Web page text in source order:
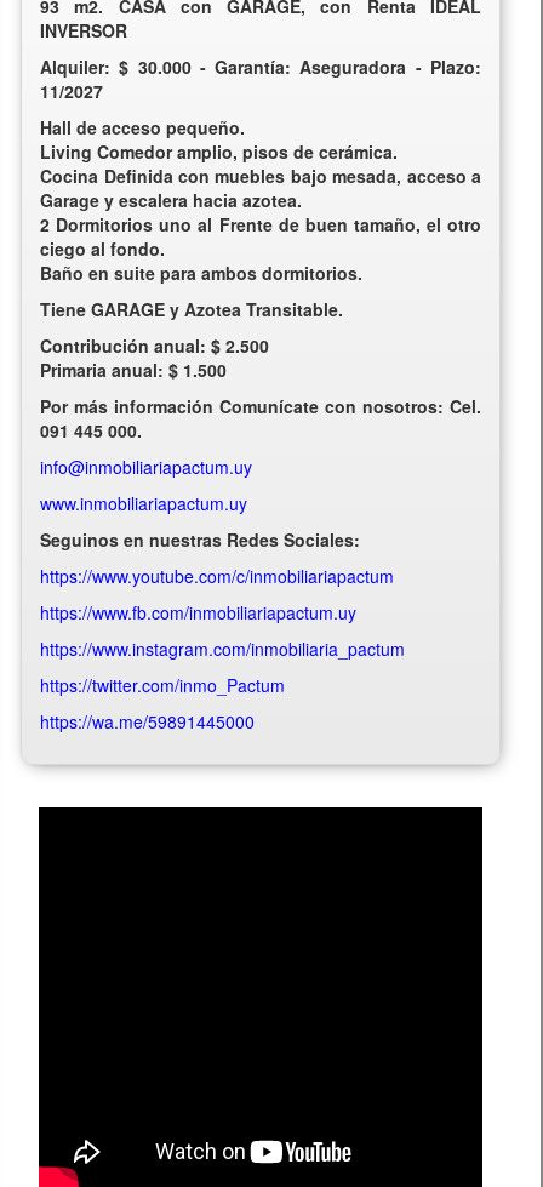
93 m2. CASA con GARAGE, con Renta IDEAL
INVERSOR
Alquiler: $ 30.000 - Garantía: Aseguradora - Plazo:
11/2027
Hall de acceso pequeño.
Living Comedor amplio, pisos de cerámica.
Cocina Definida con muebles bajo mesada, acceso a
Garage y escalera hacia azotea.
2 Dormitorios uno al Frente de buen tamaño, el otro
ciego al fondo.
Baño en suite para ambos dormitorios.
Tiene GARAGE y Azotea Transitable.
Contribución anual: $ 2.500
Primaria anual: $ 1.500
Por más información Comunícate con nosotros: Cel.
091 445 000.
info@inmobiliariapactum.uy
www.inmobiliariapactum.uy
Seguinos en nuestras Redes Sociales:
https://www.youtube.com/c/inmobiliariapactum
https://www.fb.com/inmobiliariapactum.uy
https://www.instagram.com/inmobiliaria_pactum
https://twitter.com/inmo_Pactum
https://wa.me/59891445000